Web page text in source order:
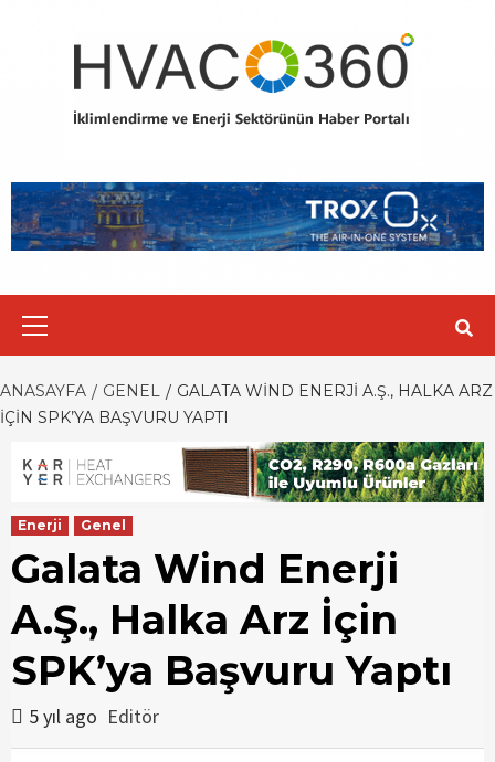
ANASAYFA GENEL
GALATA WIND ENERJI A.Ş., HALKA ARZ
İÇIN SPK’YA BAŞVURU YAPTI
Enerji Genel
Galata Wind Enerji
A.Ş., Halka Arz İçin
SPK’ya Başvuru Yaptı
5 yıl ago Editör